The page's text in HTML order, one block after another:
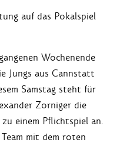
auf das Pokalspiel
Wochenende
Jungs aus Cannstatt
Samstag steht für
Zorniger die
einem Pflichtspiel an.
mit dem roten